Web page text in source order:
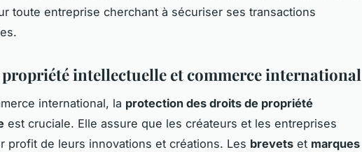
toute entreprise cherchant à sécuriser ses transactions
intellectuelle et commerce international
international, la protection des droits de propriété
est cruciale. Elle assure que les créateurs et les entreprises
profit de leurs innovations et créations. Les brevets et marques